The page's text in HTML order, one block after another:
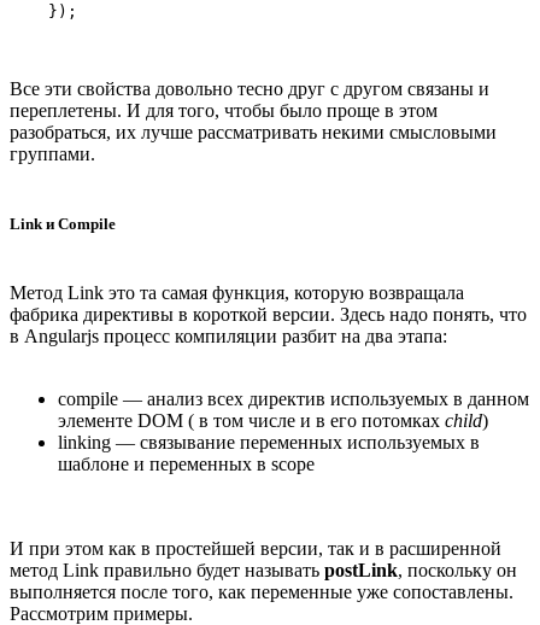
Все эти свойства довольно тесно друг с другом связаны и
переплетены. И для того, чтобы было проще в этом
разобраться, их лучше рассматривать некими смысловыми
группами.
Link и Compile
Метод Link это та самая функция, которую возвращала
фабрика директивы в короткой версии. Здесь надо понять, что
в Angularjs процесс компиляции разбит на два этапа:
compile — анализ всех директив используемых в данном
элементе DOM ( в том числе и в его потомках child)
linking — связывание переменных используемых в
шаблоне и переменных в scope
И при этом как в простейшей версии, так и в расширенной
метод Link правильно будет называть postLink, поскольку он
выполняется после того, как переменные уже сопоставлены.
Рассмотрим примеры.